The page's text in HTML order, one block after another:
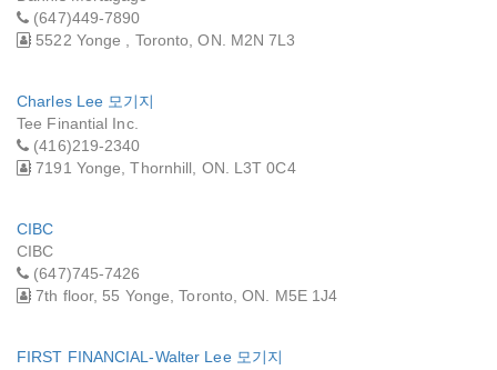
(647)449-7890
5522 Yonge , Toronto, ON. M2N 7L3
Charles Lee 모기지
Tee Finantial Inc.
(416)219-2340
7191 Yonge, Thornhill, ON. L3T 0C4
CIBC
CIBC
(647)745-7426
7th floor, 55 Yonge, Toronto, ON. M5E 1J4
FIRST FINANCIAL-Walter Lee 모기지